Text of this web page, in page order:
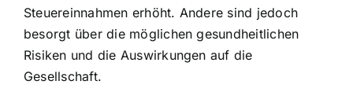
Steuereinnahmen erhöht. Andere sind jedoch
besorgt über die möglichen gesundheitlichen
Risiken und die Auswirkungen auf die
Gesellschaft.